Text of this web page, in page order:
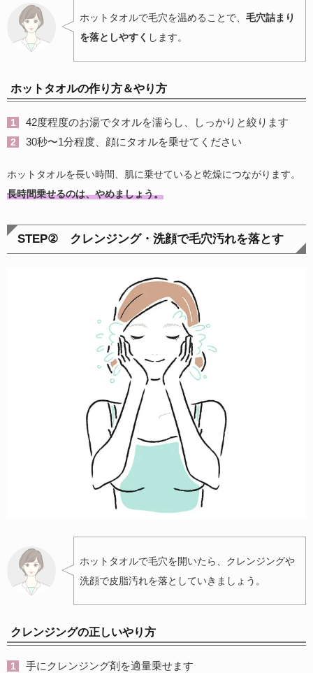
ホットタオルで毛穴を温めることで、 毛穴詰まり
を落としやすく します。
ホットタオルの作り方＆やり方
42度程度のお湯でタオルを濡らし、しっかりと絞ります
30秒〜1分程度、顔にタオルを乗せてください
ホットタオルを長い時間、肌に乗せていると乾燥につながります。
長時間乗せるのは、やめましょう。
STEP② クレンジング・洗顔で毛穴汚れを落とす
ホットタオルで毛穴を開いたら、クレンジングや
洗顔で皮脂汚れを落としていきましょう。
クレンジングの正しいやり方
手にクレンジング剤を適量乗せます